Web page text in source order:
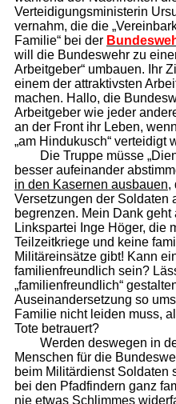
Verteidigungsministerin
vernahm, die die
Familie“ bei der
will die Bundeswehr zu
Arbeitgeber“ umbauen. Ihr
einem der attraktivsten
machen. Hallo, die
Arbeitgeber wie jeder
an der Front ihr Leben,
„am Hindukusch“ verteidigt
Die Truppe müsse
besser aufeinander
in den Kasernen ausbauen,
Versetzungen der Soldaten
begrenzen. Mein Dank
Linkspartei Inge Höger, die
Teilzeitkriege und keine
Militäreinsätze gibt! Kann
familienfreundlich sein?
„familienfreundlich“
Auseinandersetzung so
Familie nicht leiden muss,
Tote betrauert?
Werden deswegen in
Menschen für die
beim Militärdienst Soldaten
bei den Pfadfindern ganz
nie etwas Schlimmes